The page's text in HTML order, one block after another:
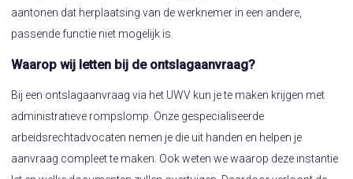
aantonen dat herplaatsing van de werknemer in een andere,
passende functie niet mogelijk is.
Waarop wij letten bij de ontslagaanvraag?
Bij een ontslagaanvraag via het UWV kun je te maken krijgen met
administratieve rompslomp. Onze gespecialiseerde
arbeidsrechtadvocaten nemen je die uit handen en helpen je
aanvraag compleet te maken. Ook weten we waarop deze instantie